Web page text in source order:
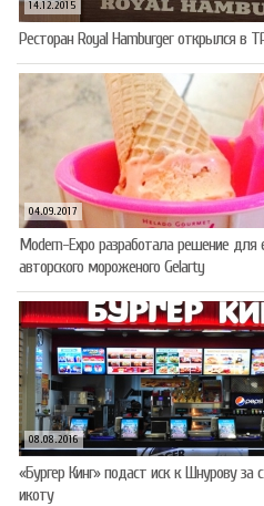
14.12.2015
Ресторан Royal Hamburger открылся в
04.09.2017
Modern-Expo разработала решение для
авторского мороженого Gelarty
08.08.2016
«Бургер Кинг» подаст иск к Шнурову за
икоту